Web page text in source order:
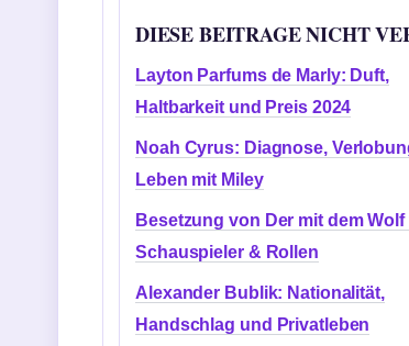
DIESE BEITRAGE NICHT
Layton Parfums de Marly: Duft,
Haltbarkeit und Preis 2024
Noah Cyrus: Diagnose,
Leben mit Miley
Besetzung von Der mit dem Wolf
Schauspieler & Rollen
Alexander Bublik: Nationalität,
Handschlag und Privatleben